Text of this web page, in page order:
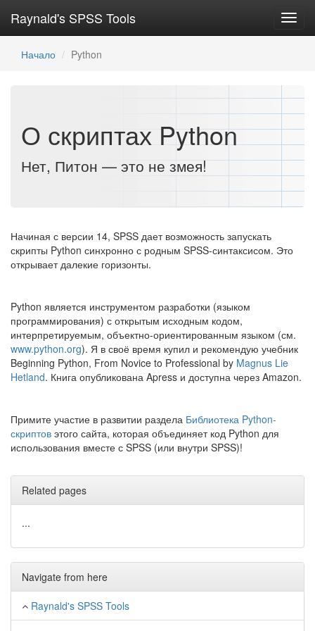
Raynald's SPSS Tools
Начало Python
О скриптах Python
Нет, Питон — это не змея!
Начиная с версии 14, SPSS дает возможность запускать
скрипты Python синхронно с родным SPSS-синтаксисом. Это
открывает далекие горизонты.
Python является инструментом разработки (языком
программирования) с открытым исходным кодом,
интерпретируемым, объектно-ориентированным языком (см.
www.python.org). Я в своё время купил и рекомендую учебник
Beginning Python, From Novice to Professional by Magnus Lie
Hetland. Книга опубликована Apress и доступна через Amazon.
Примите участие в развитии раздела Библиотека Python-
скриптов этого сайта, которая объединяет код Python для
использования вместе с SPSS (или внутри SPSS)!
Related pages
...
Navigate from here
Raynald's SPSS Tools